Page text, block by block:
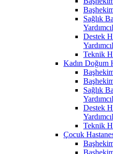
Sağlık
Destek
Teknik
Kadın Doğum
Sağlık
Destek
Teknik
Çocuk